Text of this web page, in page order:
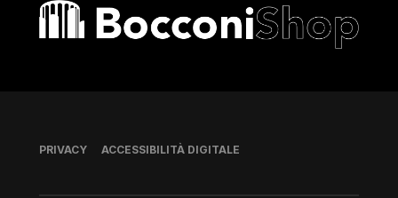
Bocconi shop
Piè di pagina
PRIVACY ACCESSIBILITÀ DIGITALE